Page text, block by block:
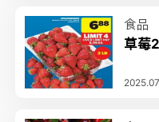
食品
草莓